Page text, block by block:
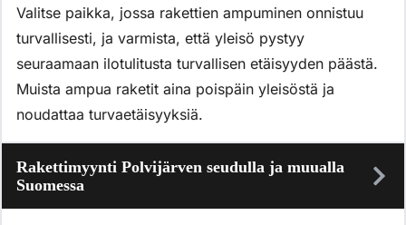
Valitse paikka, jossa rakettien ampuminen onnistuu
turvallisesti, ja varmista, että yleisö pystyy
seuraamaan ilotulitusta turvallisen etäisyyden päästä.
Muista ampua raketit aina poispäin yleisöstä ja
noudattaa turvaetäisyyksiä.
Rakettimyynti Polvijärven seudulla ja muualla
Suomessa